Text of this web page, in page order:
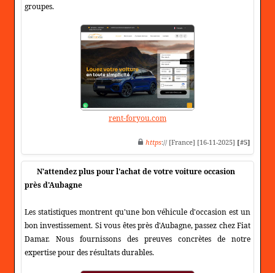
groupes.
rent-foryou.com
https:// [France] [16-11-2025] [#5]
N'attendez plus pour l'achat de votre voiture occasion
près d'Aubagne
Les statistiques montrent qu'une bon véhicule d'occasion est un
bon investissement. Si vous êtes près d'Aubagne, passez chez Fiat
Damar. Nous fournissons des preuves concrètes de notre
expertise pour des résultats durables.